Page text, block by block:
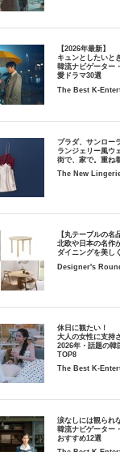
【2026年最新】
キュンとしたいと
韓流ナビゲーター
愛ドラマ30選
The Best K-
プラダ、サンロー
ランジェリー風ウ
街で、家で。重ね
The New
【丸テーブルの名
北欧や日本の名作
ダイニングを美し
Designer's
休日に観たい！
大人の女性に支持
2026年・話題の韓
TOP8
The Best K-
涙なしには観られ
韓流ナビゲーター
おすすめ12選